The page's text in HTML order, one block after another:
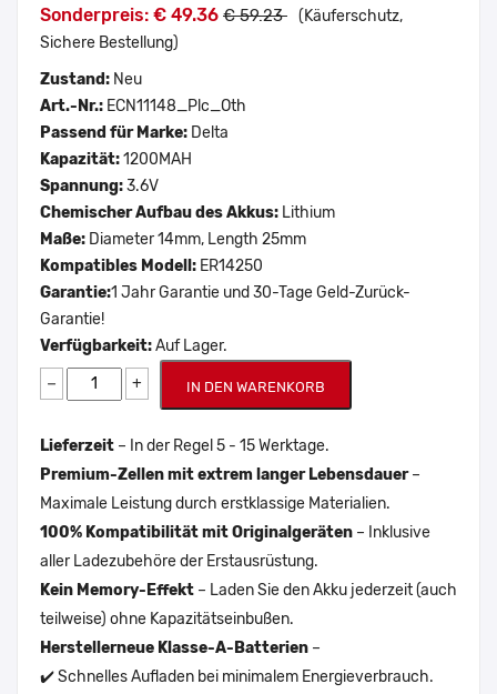
Sonderpreis: € 49.36 € 59.23 (Käuferschutz,
Sichere Bestellung)
Zustand: Neu
Art.-Nr.: ECN11148_Plc_Oth
Passend für Marke: Delta
Kapazität:1200MAH
Spannung:3.6V
Chemischer Aufbau des Akkus: Lithium
Maße: Diameter 14mm, Length 25mm
Kompatibles Modell: ER14250
Garantie:1 Jahr Garantie und 30-Tage Geld-Zurück-
Garantie!
Verfügbarkeit:Auf Lager.
− + IN DEN WARENKORB
Lieferzeit – In der Regel 5 - 15 Werktage.
Premium-Zellen mit extrem langer Lebensdauer–
Maximale Leistung durch erstklassige Materialien.
100% Kompatibilität mit Originalgeräten – Inklusive
aller Ladezubehöre der Erstausrüstung.
Kein Memory-Effekt – Laden Sie den Akku jederzeit (auch
teilweise) ohne Kapazitätseinbußen.
Herstellerneue Klasse-A-Batterien –
✔️ Schnelles Aufladen bei minimalem Energieverbrauch.